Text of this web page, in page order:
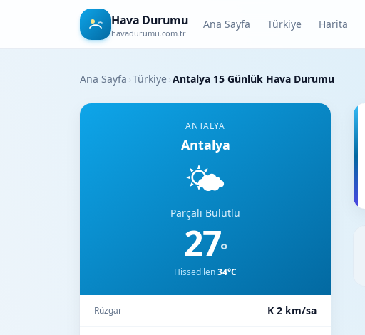
Hava Durumu
havadurumu.com.tr
Ana Sayfa Türkiye Harita
Ana Sayfa ›Türkiye›Antalya 15 Günlük Hava Durumu
ANTALYA
Antalya
🌤️
Parçalı Bulutlu
27°
Hissedilen34°C
Rüzgar K 2 km/sa